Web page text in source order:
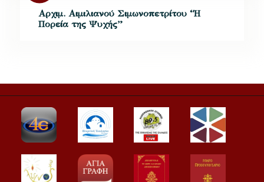
Αρχιμ. Αιμιλιανού Σιμωνοπετρίτου “Η
Πορεία της Ψυχής”